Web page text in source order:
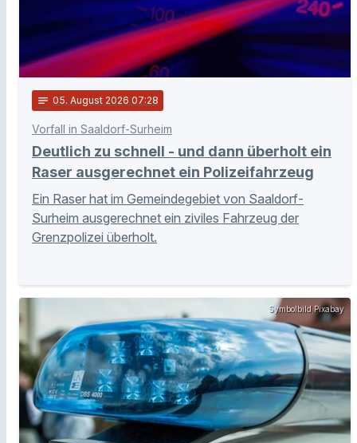
notes 05. August 2026 07:28
Vorfall in Saaldorf-Surheim
Deutlich zu schnell - und dann überholt ein
Raser ausgerechnet ein Polizeifahrzeug
Ein Raser hat im Gemeindegebiet von Saaldorf-
Surheim ausgerechnet ein ziviles Fahrzeug der
Grenzpolizei überholt.
Symbolbild Pixabay